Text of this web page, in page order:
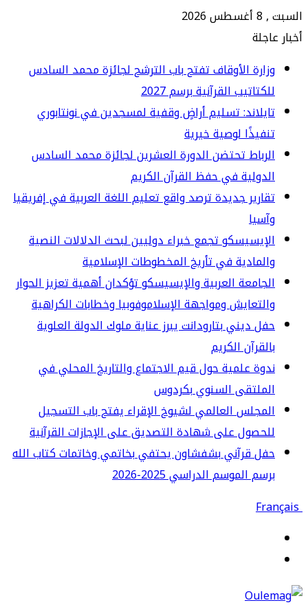
الأوقاف تفتح باب الترشح لجائزة محمد السادس
القرآنية برسم 2027
تسليم أراضٍ وقفية لمسجدين في نونتابوري
لوصية خيرية
تحتضن الدورة العشرين لجائزة محمد السادس
في حفظ القرآن الكريم
جديدة ترصد واقع تعليم اللغة العربية في إفريقيا
تجمع خبراء دوليين لبحث الدلالات النصية
في تأريخ المخطوطات الإسلامية
العربية والإيسيسكو تؤكدان أهمية تعزيز الحوار
ومواجهة الإسلاموفوبيا وخطابات الكراهية
ديني بتارودانت يبرز عناية ملوك الدولة العلوية
الكريم
علمية حول قيم الاجتماع والتاريخ المحلي في
السنوي بكردوس
العالمي لشيوخ الإقراء يفتح باب التسجيل
على شهادة التصديق على الإجازات القرآنية
قرآني بشفشاون يحتفي بخاتمي وخاتمات كتاب الله
الموسم الدراسي 2025-2026